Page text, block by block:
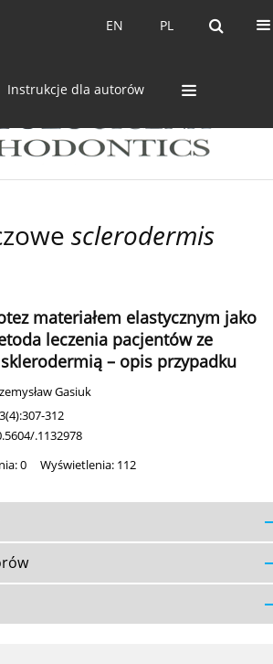
PL
EN PL
EN
Instrukcje dla autorów
sclerodermis
materiałem elastycznym jako
leczenia pacjentów ze
– opis przypadku
Gasiuk
312
.1132978
0 Wyświetlenia: 112